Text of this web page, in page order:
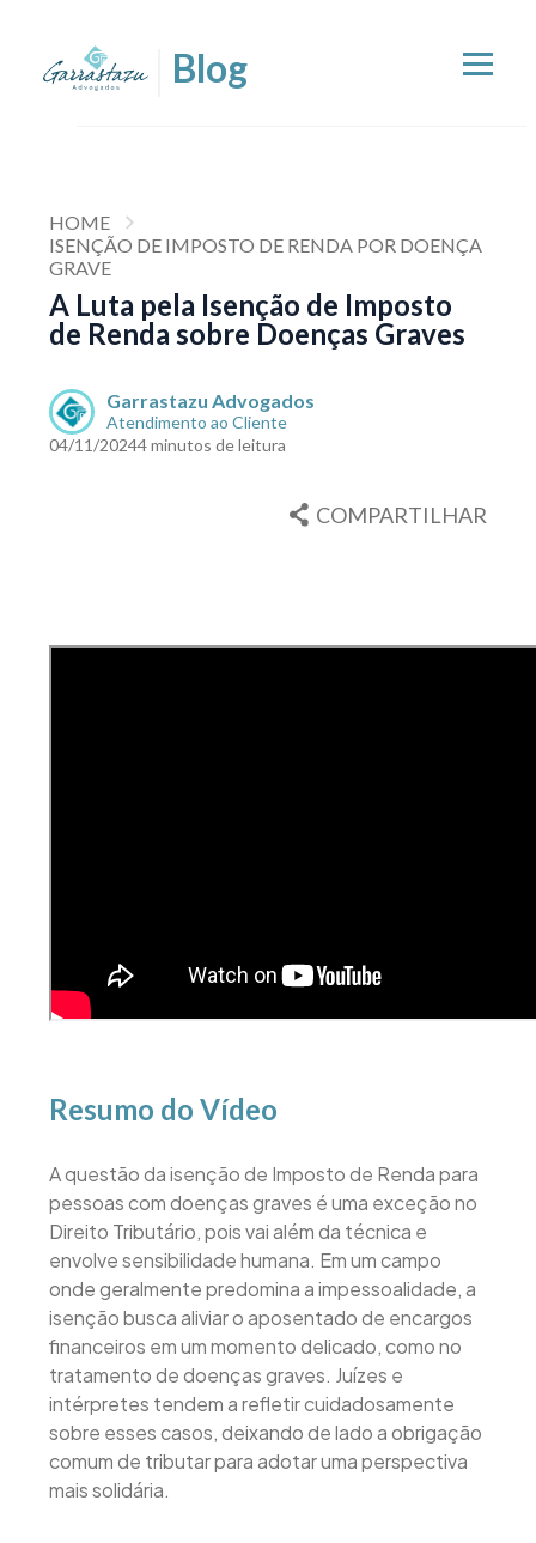
HOME
ISENÇÃO DE IMPOSTO DE RENDA POR DOENÇA
GRAVE
A Luta pela Isenção de Imposto
de Renda sobre Doenças Graves
Garrastazu Advogados
Atendimento ao Cliente
04/11/20244 minutos de leitura
COMPARTILHAR
Resumo do Vídeo
A questão da isenção de Imposto de Renda para
pessoas com doenças graves é uma exceção no
Direito Tributário, pois vai além da técnica e
envolve sensibilidade humana. Em um campo
onde geralmente predomina a impessoalidade, a
isenção busca aliviar o aposentado de encargos
financeiros em um momento delicado, como no
tratamento de doenças graves. Juízes e
intérpretes tendem a refletir cuidadosamente
sobre esses casos, deixando de lado a obrigação
comum de tributar para adotar uma perspectiva
mais solidária.